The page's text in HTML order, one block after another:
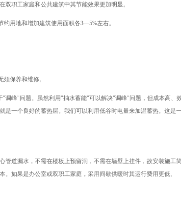
职工家庭和公共建筑中其节能效果更加明显。
用地和增加建筑使用面积各3—5%左右。
保养和维修。
调峰"问题。虽然利用"抽水蓄能"可以解决"调峰"问题，但成本高、
一个良好的蓄热层。我们可以利用低谷时电量来加温蓄热。这是
道漏水，不需在楼板上预留洞，不需在墙壁上挂件，故安装施工简
如果是办公室或双职工家庭，采用间歇供暖时其运行费用更低。